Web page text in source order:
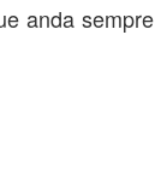
anda sempre